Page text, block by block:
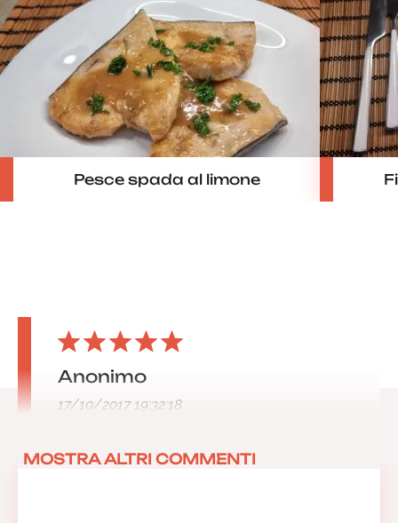
Pesce spada al limone
Anonimo
17/10/2017 19:32:18
MOSTRA ALTRI COMMENTI